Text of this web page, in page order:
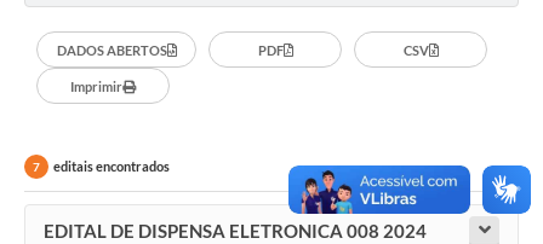
DADOS ABERTOS PDF CSV
Imprimir
7 editais encontrados
EDITAL DE DISPENSA ELETRONICA 008 2024